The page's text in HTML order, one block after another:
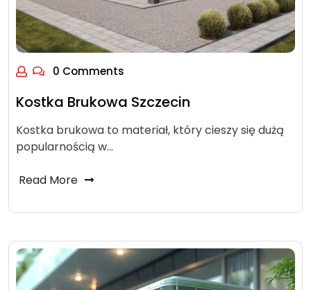
0 Comments
Kostka Brukowa Szczecin
Kostka brukowa to materiał, który cieszy się dużą
popularnością w…
Read More